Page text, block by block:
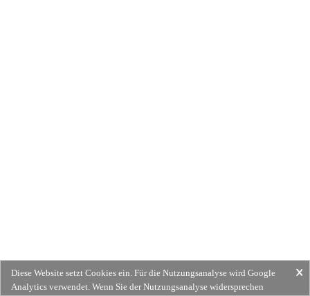
Diese Website setzt Cookies ein. Für die Nutzungsanalyse wird Google
Analytics verwendet. Wenn Sie der Nutzungsanalyse widersprechen